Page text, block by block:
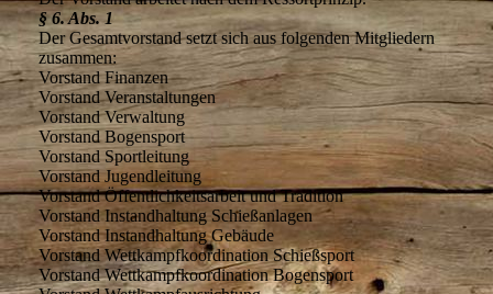
§ 6. Abs. 1
Der Gesamtvorstand setzt sich aus folgenden Mitgliedern
zusammen:
Vorstand Finanzen
Vorstand Veranstaltungen
Vorstand Verwaltung
Vorstand Bogensport
Vorstand Sportleitung
Vorstand Jugendleitung
Vorstand Öffentlichkeitsarbeit und Tradition
Vorstand Instandhaltung Schießanlagen
Vorstand Instandhaltung Gebäude
Vorstand Wettkampfkoordination Schießsport
Vorstand Wettkampfkoordination Bogensport